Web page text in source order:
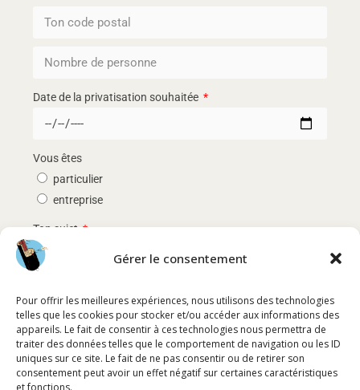
Gérer le consentement
Pour offrir les meilleures expériences, nous utilisons des technologies
telles que les cookies pour stocker et/ou accéder aux informations des
appareils. Le fait de consentir à ces technologies nous permettra de
traiter des données telles que le comportement de navigation ou les ID
uniques sur ce site. Le fait de ne pas consentir ou de retirer son
consentement peut avoir un effet négatif sur certaines caractéristiques
et fonctions.
Date de la privatisation souhaitée
Vous êtes
particulier
entreprise
Ton sujet
En soumettant ce formulaire, j'accepte que les